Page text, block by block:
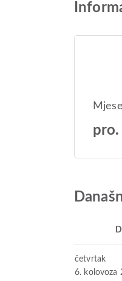
pro.
četvrtak
6. kolovoza